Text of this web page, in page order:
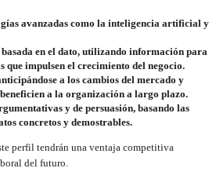
avanzadas como la inteligencia artificial y
en el dato, utilizando información para
que impulsen el crecimiento del negocio.
a los cambios del mercado y
a la organización a largo plazo.
y de persuasión, basando las
concretos y demostrables.
perfil tendrán una ventaja competitiva
del futuro.